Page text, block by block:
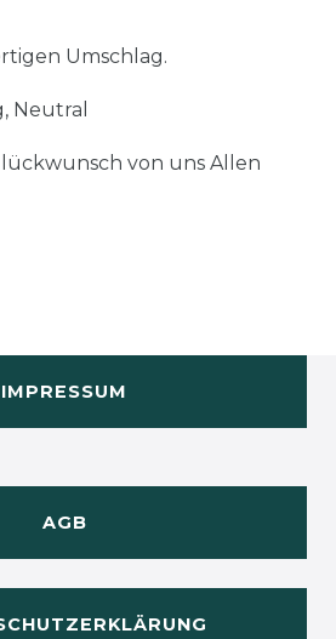
Umschlag.
Neutral
von uns Allen
IMPRESSUM
AGB